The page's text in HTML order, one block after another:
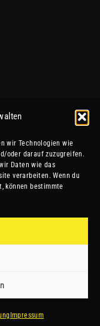
wir Technologien wie
oder darauf zuzugreifen.
Daten wie das
verarbeiten. Wenn du
können bestimmte
Impressum